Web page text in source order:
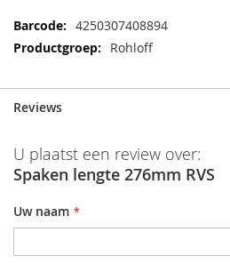
Meer
informatie
4250307408894
Rohloff
Reviews
U plaatst een review over:
Spaken lengte 276mm RVS
Uw naam